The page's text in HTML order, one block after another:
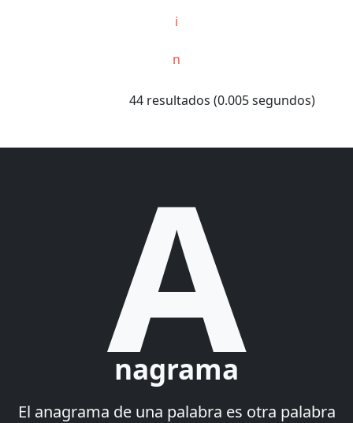
i
n
44 resultados (0.005 segundos)
A
nagrama
El anagrama de una palabra es otra palabra